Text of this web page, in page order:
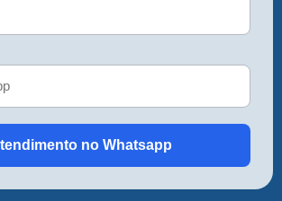
no Whatsapp